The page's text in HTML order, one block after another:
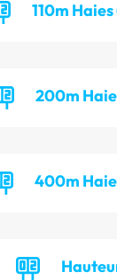
110m
200m
400m